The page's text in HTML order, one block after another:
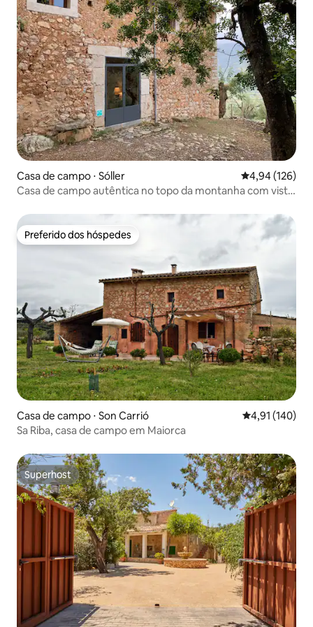
Casa de campo ⋅ Sóller 4,94 de uma
4,94 (126)
Casa de campo autêntica no topo da montanha com vista
Preferido dos hóspedes
Preferido dos hóspedes
Casa de campo ⋅ Son Carrió 4,91 de uma
4,91 (140)
Sa Riba, casa de campo em Maiorca
Superhost
Superhost